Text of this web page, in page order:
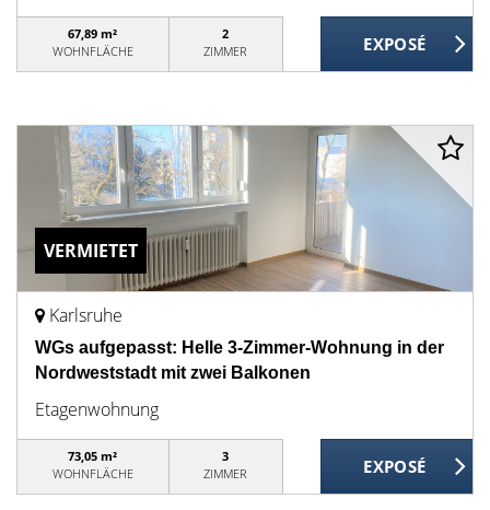
67,89 m²
WOHNFLÄCHE
2
ZIMMER
VERMIETET
Karlsruhe
WGs aufgepasst: Helle 3-Zimmer-Wohnung in der
Nordweststadt mit zwei Balkonen
Etagenwohnung
73,05 m²
WOHNFLÄCHE
3
ZIMMER